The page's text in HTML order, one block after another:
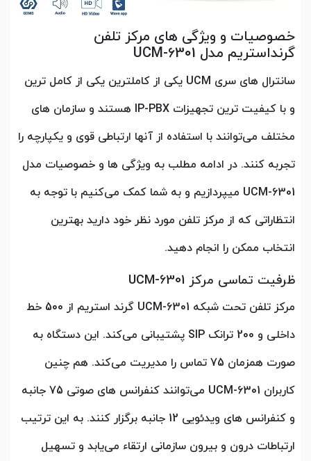
خصوصیات و ویژگی های مرکز تلفن
گرنداستریم مدل UCM-6301
سانترال های سری UCM یکی از کاملترین یکی از کامل ترین
و با کیفیت ترین تجهیزات IP-PBX هستند و سازمان های
مختلف می‌توانند با استفاده از آنها ارتباطی قوی و یکپارچه را
تجربه کنند. در ادامه مطلب به ویژگی ها و خصوصیات مدل
UCM-6301 میپردازیم و به شما کمک می‌کنیم با توجه به
انتظاراتی که از مرکز تلفن مورد نظر خود دارید بهترین
انتخاب ممکن را انجام دهید.
ظرفیت تماسی مرکز UCM-6301
مرکز تلفن تحت شبکه UCM-6301 گرند استریم از 500 خط
داخلی و 200 ترانک SIP پشتیبانی می‌کند. این دستگاه به
صورت همزمان 75 تماس را مدیریت می‌کند. هم چنین
کاربران UCM-6301 می‌توانند کنفرانس های صوتی 75 جانبه
و کنفرانس های ویدئویی 12 جانبه برگزار کنند. به این ترتیب
ارتباطات درون و بیرون سازمانی ارتقاء می‌یابد و تسهیل